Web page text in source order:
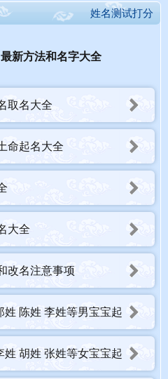
姓名测试打分
新方法和名字大全
取名大全
命起名大全
大全
改名注意事项
姓 陈姓 李姓等男宝宝起
姓 胡姓 张姓等女宝宝起